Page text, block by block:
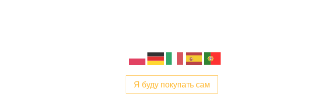
Я буду покупать сам